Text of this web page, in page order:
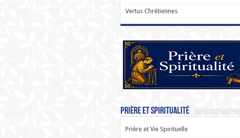
Vertus Chrétiennes
Prière et Spiritualité
Prière et Vie Spirituelle